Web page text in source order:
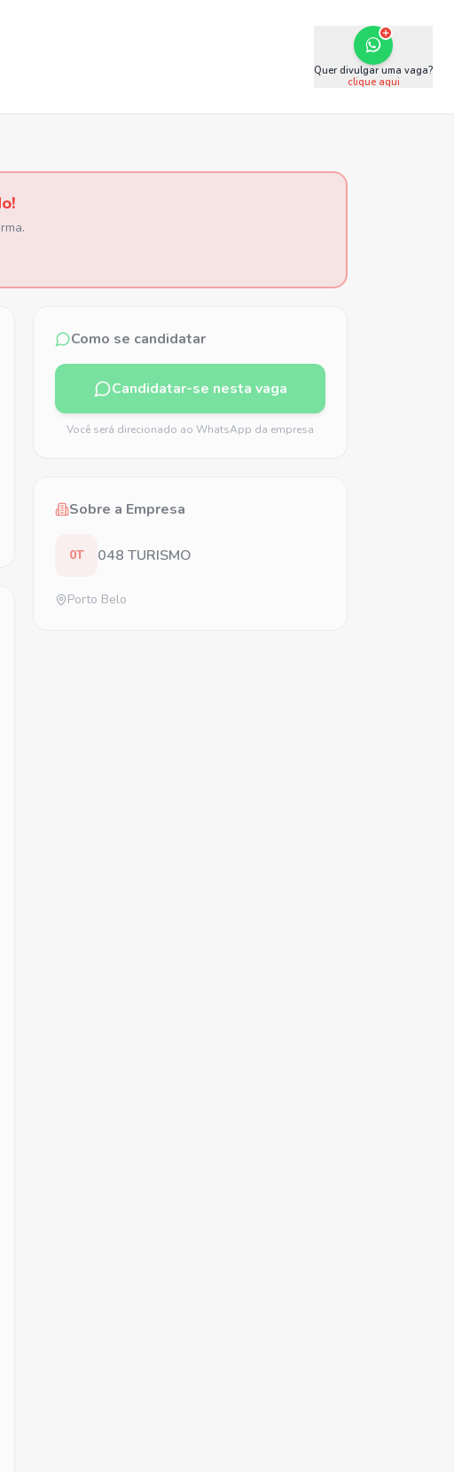
Quer divulgar uma vaga?
clique aqui
Como se candidatar
Candidatar-se nesta vaga
Você será direcionado ao WhatsApp da empresa
Sobre a Empresa
0T 048 TURISMO
Porto Belo